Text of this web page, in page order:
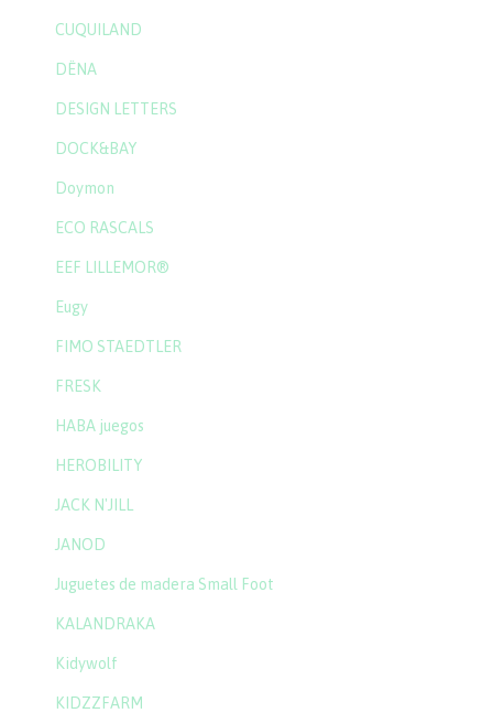
CUQUILAND
DËNA
DESIGN LETTERS
DOCK&BAY
Doymon
ECO RASCALS
EEF LILLEMOR®
Eugy
FIMO STAEDTLER
FRESK
HABA juegos
HEROBILITY
JACK N'JILL
JANOD
Juguetes de madera Small Foot
KALANDRAKA
Kidywolf
KIDZZFARM